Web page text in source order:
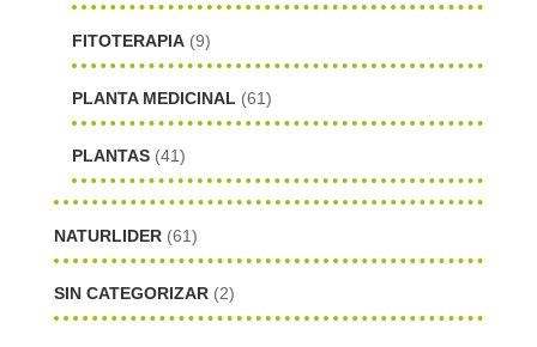
FITOTERAPIA (9)
PLANTA MEDICINAL (61)
PLANTAS (41)
NATURLIDER (61)
SIN CATEGORIZAR (2)